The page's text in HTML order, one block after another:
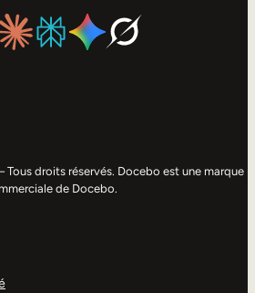
droits réservés. Docebo est une marque
de Docebo.